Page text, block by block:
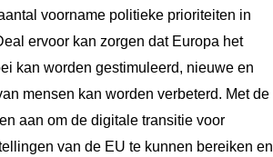
voorname politieke prioriteiten in
ervoor kan zorgen dat Europa het
kan worden gestimuleerd, nieuwe en
mensen kan worden verbeterd. Met de
aan om de digitale transitie voor
van de EU te kunnen bereiken en